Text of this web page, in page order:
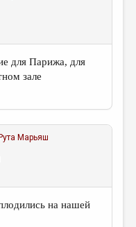
для Парижа, для
зале
Рута Марьяш
на нашей